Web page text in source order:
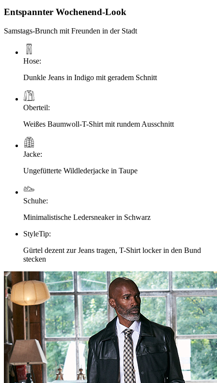
Entspannter Wochenend-Look
Samstags-Brunch mit Freunden in der Stadt
Hose:
Dunkle Jeans in Indigo mit geradem Schnitt
Oberteil:
Weißes Baumwoll-T-Shirt mit rundem Ausschnitt
Jacke:
Ungefütterte Wildlederjacke in Taupe
Schuhe:
Minimalistische Ledersneaker in Schwarz
StyleTip:
Gürtel dezent zur Jeans tragen, T-Shirt locker in den Bund
stecken